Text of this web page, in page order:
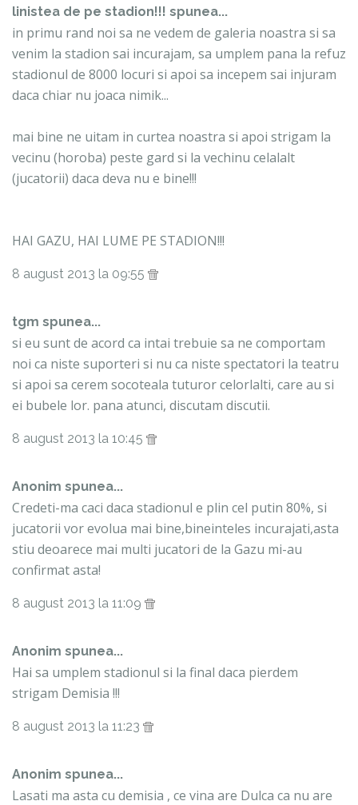
linistea de pe stadion!!! spunea...
in primu rand noi sa ne vedem de galeria noastra si sa
venim la stadion sai incurajam, sa umplem pana la refuz
stadionul de 8000 locuri si apoi sa incepem sai injuram
daca chiar nu joaca nimik...
mai bine ne uitam in curtea noastra si apoi strigam la
vecinu (horoba) peste gard si la vechinu celalalt
(jucatorii) daca deva nu e bine!!!
HAI GAZU, HAI LUME PE STADION!!!
8 august 2013 la 09:55
tgm spunea...
si eu sunt de acord ca intai trebuie sa ne comportam
noi ca niste suporteri si nu ca niste spectatori la teatru
si apoi sa cerem socoteala tuturor celorlalti, care au si
ei bubele lor. pana atunci, discutam discutii.
8 august 2013 la 10:45
Anonim spunea...
Credeti-ma caci daca stadionul e plin cel putin 80%, si
jucatorii vor evolua mai bine,bineinteles incurajati,asta
stiu deoarece mai multi jucatori de la Gazu mi-au
confirmat asta!
8 august 2013 la 11:09
Anonim spunea...
Hai sa umplem stadionul si la final daca pierdem
strigam Demisia !!!
8 august 2013 la 11:23
Anonim spunea...
Lasati ma asta cu demisia , ce vina are Dulca ca nu are